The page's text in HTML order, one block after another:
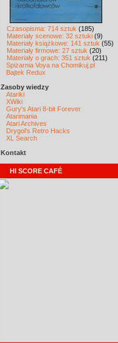
Czasopisma: 714 sztuk (185)
Materiały scenowe: 32 sztuki (9)
Materiały książkowe: 141 sztuk (55)
Materiały firmowe: 27 sztuk (20)
Materiały o grach: 351 sztuk (211)
Spiżarnia Voya na Chomikuj.pl
Bajtek Redux
Zasoby wiedzy
Atariki
XWiki
Gury's Atari 8-bit Forever
Atarimania
Atari Archives
Drygol's Retro Hacks
XL Search
Kontakt
HI SCORE CAFÉ